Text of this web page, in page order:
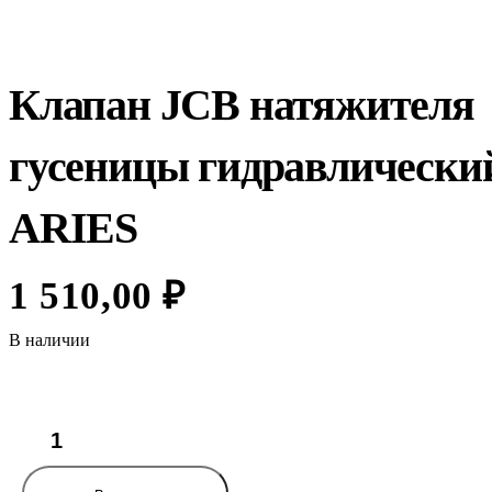
Клапан JCB натяжителя
гусеницы
ARIES
1 510,00₽
В наличии
товара
Клапан
JCB